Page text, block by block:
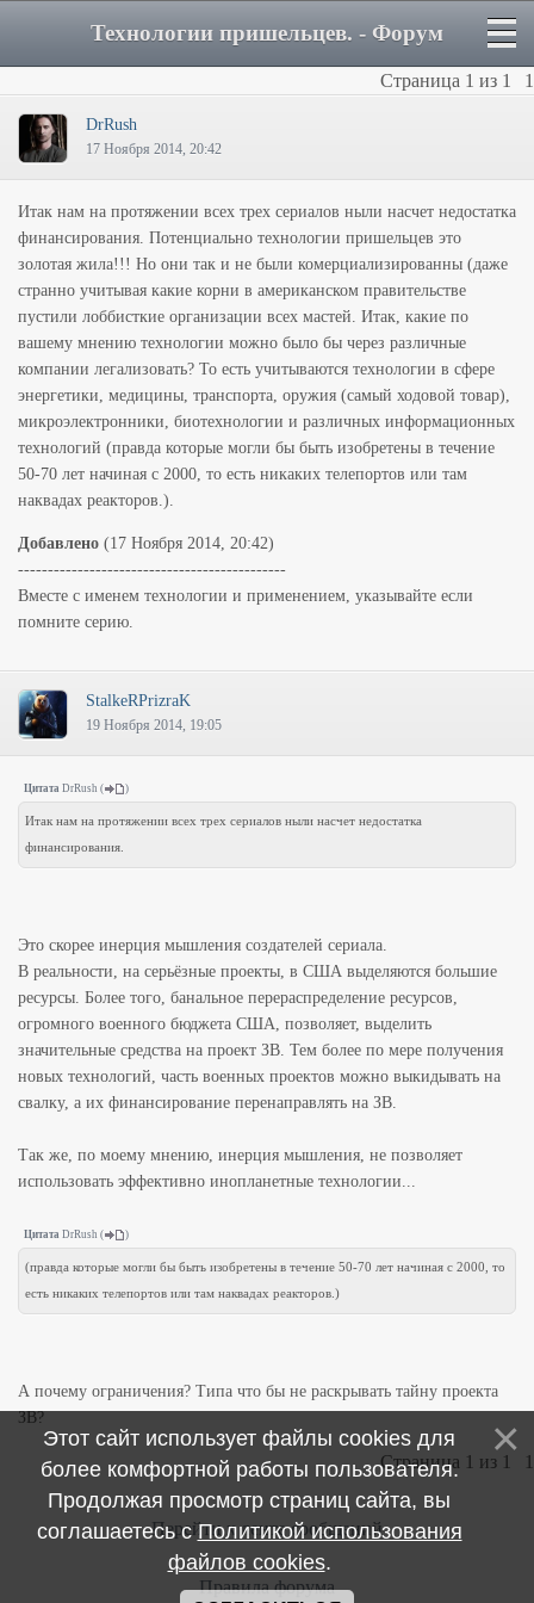
Технологии пришельцев. - Форум
Страница 1 из 1 1
DrRush
17 Ноября 2014, 20:42
Итак нам на протяжении всех трех сериалов ныли насчет недостатка
финансирования. Потенциально технологии пришельцев это
золотая жила!!! Но они так и не были комерциализированны (даже
странно учитывая какие корни в американском правительстве
пустили лоббисткие организации всех мастей. Итак, какие по
вашему мнению технологии можно было бы через различные
компании легализовать? То есть учитываются технологии в сфере
энергетики, медицины, транспорта, оружия (самый ходовой товар),
микроэлектронники, биотехнологии и различных информационных
технологий (правда которые могли бы быть изобретены в течение
50-70 лет начиная с 2000, то есть никаких телепортов или там
наквадах реакторов.).
Добавлено (17 Ноября 2014, 20:42)
---------------------------------------------
Вместе с именем технологии и применением, указывайте если
помните серию.
StalkeRPrizraK
19 Ноября 2014, 19:05
Цитата DrRush ( )
Итак нам на протяжении всех трех сериалов ныли насчет недостатка
финансирования.
Это скорее инерция мышления создателей сериала.
В реальности, на серьёзные проекты, в США выделяются большие
ресурсы. Более того, банальное перераспределение ресурсов,
огромного военного бюджета США, позволяет, выделить
значительные средства на проект ЗВ. Тем более по мере получения
новых технологий, часть военных проектов можно выкидывать на
свалку, а их финансирование перенаправлять на ЗВ.
Так же, по моему мнению, инерция мышления, не позволяет
использовать эффективно инопланетные технологии...
Цитата DrRush ( )
(правда которые могли бы быть изобретены в течение 50-70 лет начиная с 2000, то
есть никаких телепортов или там наквадах реакторов.)
А почему ограничения? Типа что бы не раскрывать тайну проекта
ЗВ?
Страница 1 из 1 1
Перейти к ленте сообщений
Правила форума
Этот сайт использует файлы cookies для
более комфортной работы пользователя.
Продолжая просмотр страниц сайта, вы
соглашаетесь сПолитикой использования
файлов cookies.